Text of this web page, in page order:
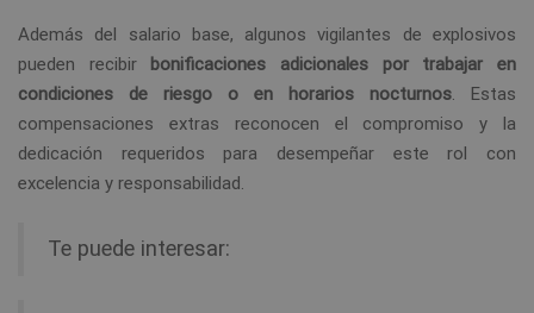
Además del salario base, algunos vigilantes de explosivos
pueden recibir bonificaciones adicionales por trabajar en
condiciones de riesgo o en horarios nocturnos. Estas
compensaciones extras reconocen el compromiso y la
dedicación requeridos para desempeñar este rol con
excelencia y responsabilidad.
Te puede interesar: